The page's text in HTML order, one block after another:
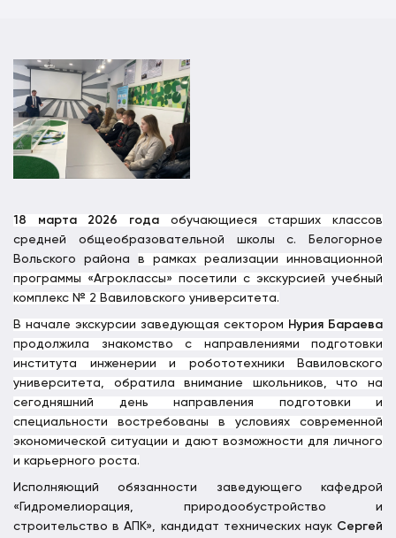
18 марта 2026 года обучающиеся старших классов
средней общеобразовательной школы с. Белогорное
Вольского района в рамках реализации инновационной
программы «Агроклассы» посетили с экскурсией учебный
комплекс № 2 Вавиловского университета.
В начале экскурсии заведующая сектором Нурия Бараева
продолжила знакомство с направлениями подготовки
института инженерии и робототехники Вавиловского
университета, обратила внимание школьников, что на
сегодняшний день направления подготовки и
специальности востребованы в условиях современной
экономической ситуации и дают возможности для личного
и карьерного роста.
Исполняющий обязанности заведующего кафедрой
«Гидромелиорация, природообустройство и
строительство в АПК», кандидат технических наук Сергей